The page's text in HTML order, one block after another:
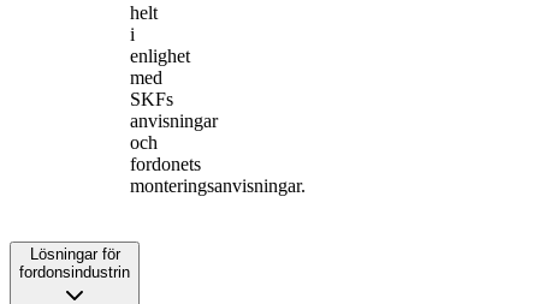
helt
i
enlighet
med
SKFs
anvisningar
och
fordonets
monteringsanvisningar.
Lösningar för
fordonsindustrin